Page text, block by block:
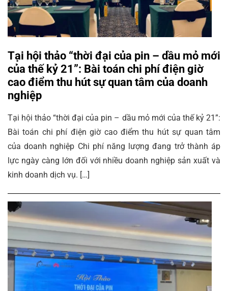
Tại hội thảo “thời đại của pin – dầu mỏ mới
của thế kỷ 21”: Bài toán chi phí điện giờ
cao điểm thu hút sự quan tâm của doanh
nghiệp
Tại hội thảo “thời đại của pin – dầu mỏ mới của thế kỷ 21”:
Bài toán chi phí điện giờ cao điểm thu hút sự quan tâm
của doanh nghiệp Chi phí năng lượng đang trở thành áp
lực ngày càng lớn đối với nhiều doanh nghiệp sản xuất và
kinh doanh dịch vụ. […]